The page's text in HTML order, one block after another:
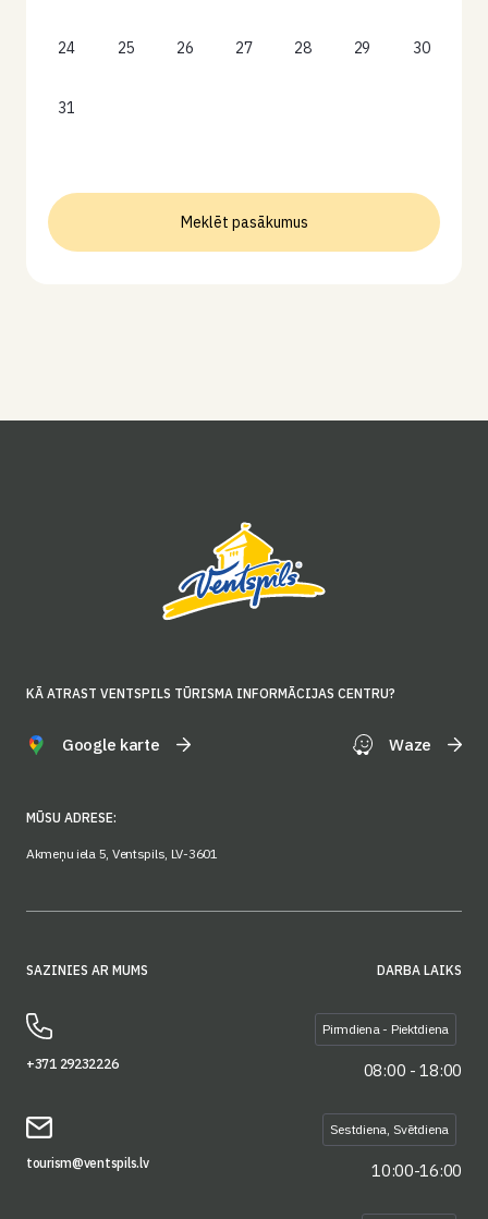
24 25 26 27 28 29 30
31
Meklēt pasākumus
KĀ ATRAST VENTSPILS TŪRISMA INFORMĀCIJAS CENTRU?
Google karte Waze
MŪSU ADRESE:
Akmeņu iela 5, Ventspils, LV-3601
SAZINIES AR MUMS
+371 29232226
tourism@ventspils.lv
DARBA LAIKS
Pirmdiena - Piektdiena
08:00 - 18:00
Sestdiena, Svētdiena
10:00-16:00